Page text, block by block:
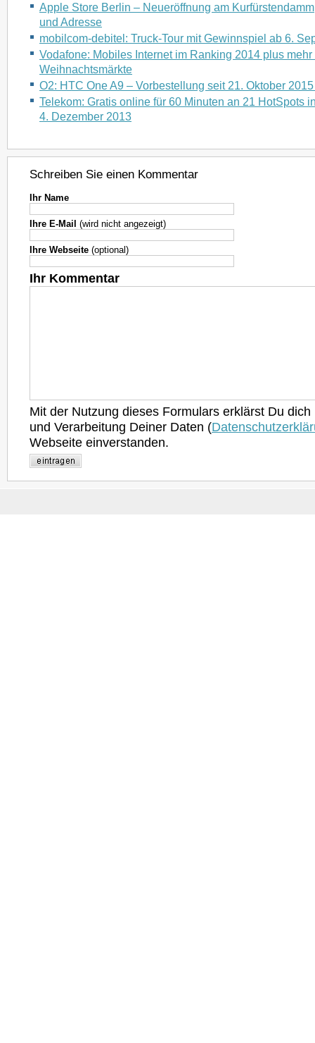
Apple Store Berlin – Neueröffnung am
und Adresse
mobilcom-debitel: Truck-Tour mit Gewinnspiel ab 6.
Vodafone: Mobiles Internet im Ranking 2014 plus
Weihnachtsmärkte
O2: HTC One A9 – Vorbestellung seit 21. Oktober
Telekom: Gratis online für 60 Minuten an 21 HotSpots
4. Dezember 2013
Schreiben Sie einen Kommentar
Ihr Name
Ihre E-Mail (wird nicht angezeigt)
Ihre Webseite (optional)
Ihr Kommentar
Mit der Nutzung dieses Formulars erklärst Du
und Verarbeitung Deiner Daten (
Webseite einverstanden.